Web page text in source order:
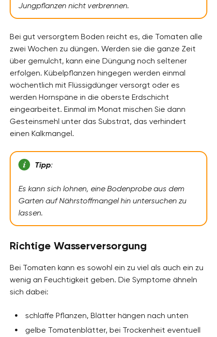
Jungpflanzen nicht verbrennen.
Bei gut versorgtem Boden reicht es, die Tomaten alle
zwei Wochen zu düngen. Werden sie die ganze Zeit
über gemulcht, kann eine Düngung noch seltener
erfolgen. Kübelpflanzen hingegen werden einmal
wöchentlich mit Flüssigdünger versorgt oder es
werden Hornspäne in die oberste Erdschicht
eingearbeitet. Einmal im Monat mischen Sie dann
Gesteinsmehl unter das Substrat, das verhindert
einen Kalkmangel.
Tipp:
Es kann sich lohnen, eine Bodenprobe aus dem
Garten auf Nährstoffmangel hin untersuchen zu
lassen.
Richtige Wasserversorgung
Bei Tomaten kann es sowohl ein zu viel als auch ein zu
wenig an Feuchtigkeit geben. Die Symptome ähneln
sich dabei:
schlaffe Pflanzen, Blätter hängen nach unten
gelbe Tomatenblätter, bei Trockenheit eventuell